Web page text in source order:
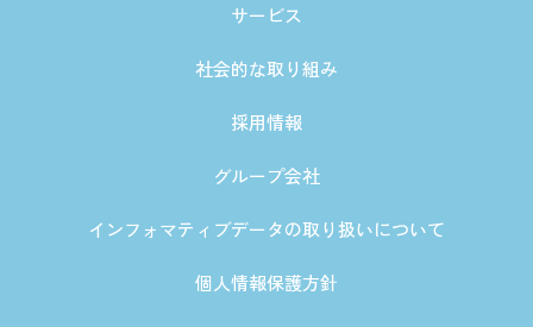
サービス
社会的な取り組み
採用情報
グループ会社
インフォマティブデータの取り扱いについて
個人情報保護方針